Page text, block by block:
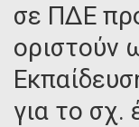
σε ΠΔΕ
οριστούν
για το σχ.